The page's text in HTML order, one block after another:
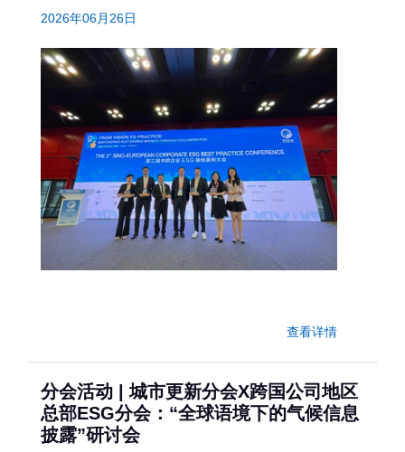
2026年06月26日
查看详情
分会活动 | 城市更新分会X跨国公司地区
总部ESG分会：“全球语境下的气候信息
披露”研讨会